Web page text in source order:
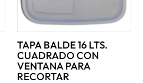
TAPA BALDE 16 LTS.
CUADRADO CON
VENTANA PARA
RECORTAR